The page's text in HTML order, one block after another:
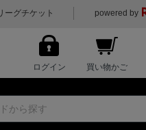
ーグチケット powered by
ログイン 買い物かご